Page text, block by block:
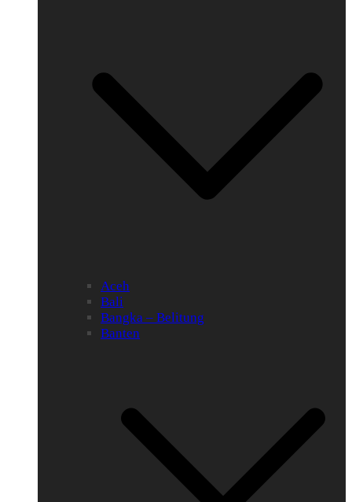
Aceh
Bali
Bangka – Belitung
Banten